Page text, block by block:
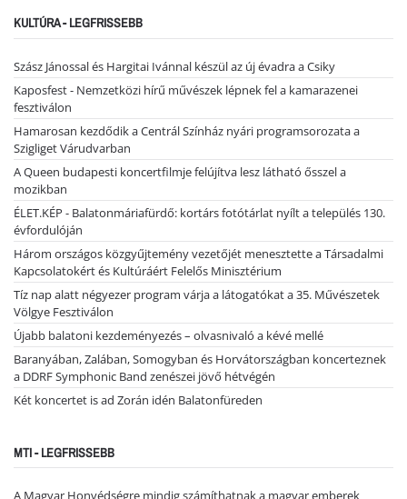
KULTÚRA - LEGFRISSEBB
Szász Jánossal és Hargitai Ivánnal készül az új évadra a Csiky
Kaposfest - Nemzetközi hírű művészek lépnek fel a kamarazenei
fesztiválon
Hamarosan kezdődik a Centrál Színház nyári programsorozata a
Szigliget Várudvarban
A Queen budapesti koncertfilmje felújítva lesz látható ősszel a
mozikban
ÉLET.KÉP - Balatonmáriafürdő: kortárs fotótárlat nyílt a település 130.
évfordulóján
Három országos közgyűjtemény vezetőjét menesztette a Társadalmi
Kapcsolatokért és Kultúráért Felelős Minisztérium
Tíz nap alatt négyezer program várja a látogatókat a 35. Művészetek
Völgye Fesztiválon
Újabb balatoni kezdeményezés – olvasnivaló a kévé mellé
Baranyában, Zalában, Somogyban és Horvátországban koncerteznek
a DDRF Symphonic Band zenészei jövő hétvégén
Két koncertet is ad Zorán idén Balatonfüreden
MTI - LEGFRISSEBB
A Magyar Honvédségre mindig számíthatnak a magyar emberek